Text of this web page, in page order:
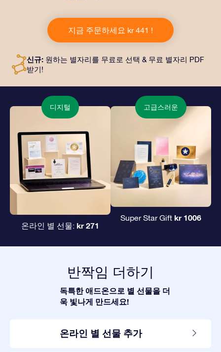
투와 퍼스널라이즈 문서가 선택한 주소로 발송되고 디지
털 문서가 제공되며 무료로 OSR 앱을 이용할 수 있습니
다. OSR Gift Pack은 친구나 사랑하는 사람에게 영원히
지금 주문하세요 kr 441 !
신규: 원하는 별자리를 무료로 선택 & 무료 별자리 PDF
받기!
디지털
온라인 별 선물: kr 271
고급스러운
Super Star Gift kr 1006
반짝임 더하기
독특한 애드온으로 별 선물을 더
욱 빛나게 만드세요!
온라인 별 선물 추가